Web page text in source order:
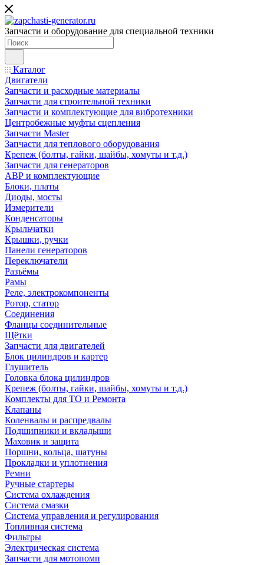
Запчасти и оборудование для специальной техники
Каталог
Двигатели
Запчасти и расходные материалы
Запчасти для строительной техники
Запчасти и комплектующие для вибротехники
Центробежные муфты сцепления
Запчасти Master
Запчасти для теплового оборудования
Крепеж (болты, гайки, шайбы, хомуты и т.д.)
Запчасти для генераторов
АВР и комплектующие
Блоки, платы
Диоды, мосты
Измерители
Конденсаторы
Крыльчатки
Крышки, ручки
Панели генераторов
Переключатели
Разъёмы
Рамы
Реле, электрокомпоненты
Ротор, статор
Соединения
Фланцы соединительные
Щётки
Запчасти для двигателей
Блок цилиндров и картер
Глушитель
Головка блока цилиндров
Крепеж (болты, гайки, шайбы, хомуты и т.д.)
Комплекты для ТО и Ремонта
Клапаны
Коленвалы и распредвалы
Подшипники и вкладыши
Маховик и защита
Поршни, кольца, шатуны
Прокладки и уплотнения
Ремни
Ручные стартеры
Система охлаждения
Система смазки
Система управления и регулирования
Топливная система
Фильтры
Электрическая система
Запчасти для мотопомп